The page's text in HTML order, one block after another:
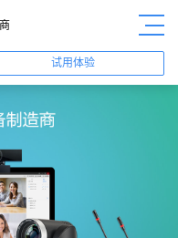
试用体验